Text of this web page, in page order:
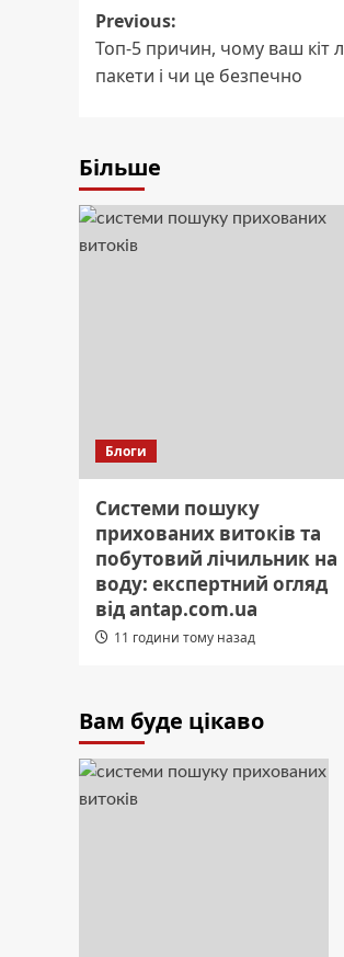
Post
navigation
Previous:
Топ-5 причин, чому ваш кіт
пакети і чи це безпечно
Більше
Блоги
Системи пошуку
прихованих витоків та
побутовий лічильник на
воду: експертний огляд
від antap.com.ua
11 години тому назад
Вам буде цікаво